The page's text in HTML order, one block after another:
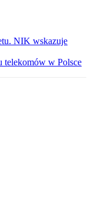
NIK wskazuje
telekomów w Polsce